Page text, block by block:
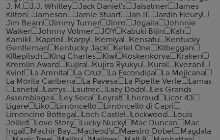
J. M.
J.J. Whitley Jack Daniel's Jaisalmer
James
Kilton
Jameson Jamie Stuart Jan II
Jardin Fleury
Jim Beam
Jimmy Turner Jinro Jogaila
Johnnie
Walker
Johnny Volmer JOY Kabuki Bijin
Kah
Kamiki
Kapriol Karpy Kemlya Kensatu
Kentucky
Gentleman
Kentucky Jack Ketel One
Kilbeggan
Killepitsch
King Charles Kiwi Koskenkorva
Kraken
Kremlin Award
Kujira Kujira Ryukyu Kurai
Kvezani
Kvint
La Arenita La Cruz La Escondida
La Mejicana
La Morita Caribena
La Pavesa La Pipette Verte
Lamas
Laneta
Larrys Lautrec Lazy Dodo
Les Grands
Assemblages
Ley Seca Leyrat Lheraud
Licor 43
Ligare
Liko Limoncello
Limoncello di Capri
Limoncino Bottega
Loch Castle Lockwood
Louis
Jolliet
Love Story Lucky Nucky Mac Duncan
Mac
Ingal
Machir Bay Macleod's Maestro Dobel
Magdala